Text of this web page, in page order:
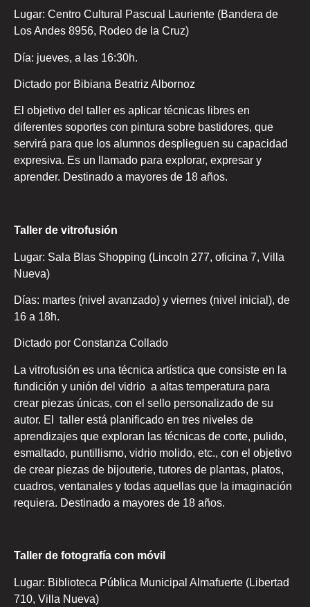
Lugar: Centro Cultural Pascual Lauriente (Bandera de
Los Andes 8956, Rodeo de la Cruz)
Día: jueves, a las 16:30h.
Dictado por Bibiana Beatriz Albornoz
El objetivo del taller es aplicar técnicas libres en
diferentes soportes con pintura sobre bastidores, que
servirá para que los alumnos desplieguen su capacidad
expresiva. Es un llamado para explorar, expresar y
aprender. Destinado a mayores de 18 años.
Taller de vitrofusión
Lugar: Sala Blas Shopping (Lincoln 277, oficina 7, Villa
Nueva)
Días: martes (nivel avanzado) y viernes (nivel inicial), de
16 a 18h.
Dictado por Constanza Collado
La vitrofusión es una técnica artística que consiste en la
fundición y unión del vidrio a altas temperatura para
crear piezas únicas, con el sello personalizado de su
autor. El taller está planificado en tres niveles de
aprendizajes que exploran las técnicas de corte, pulido,
esmaltado, puntillismo, vidrio molido, etc., con el objetivo
de crear piezas de bijouterie, tutores de plantas, platos,
cuadros, ventanales y todas aquellas que la imaginación
requiera. Destinado a mayores de 18 años.
Taller de fotografía con móvil
Lugar: Biblioteca Pública Municipal Almafuerte (Libertad
710, Villa Nueva)